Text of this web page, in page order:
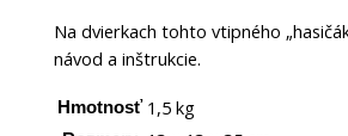
Na dvierkach tohto vtipného
návod a inštrukcie.
Hmotnosť 1,5 kg